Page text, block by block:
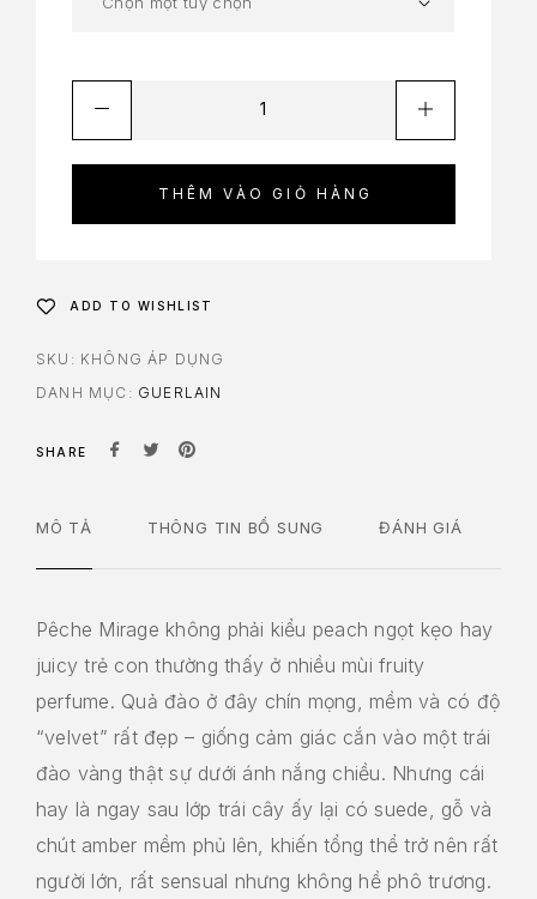
THÊM VÀO GIỎ HÀNG
ADD TO WISHLIST
SKU: KHÔNG ÁP DỤNG
DANH MỤC: GUERLAIN
SHARE
MÔ TẢ THÔNG TIN BỔ SUNG ĐÁNH GIÁ
Pêche Mirage không phải kiểu peach ngọt kẹo hay
juicy trẻ con thường thấy ở nhiều mùi fruity
perfume. Quả đào ở đây chín mọng, mềm và có độ
“velvet” rất đẹp – giống cảm giác cắn vào một trái
đào vàng thật sự dưới ánh nắng chiều. Nhưng cái
hay là ngay sau lớp trái cây ấy lại có suede, gỗ và
chút amber mềm phủ lên, khiến tổng thể trở nên rất
người lớn, rất sensual nhưng không hề phô trương.